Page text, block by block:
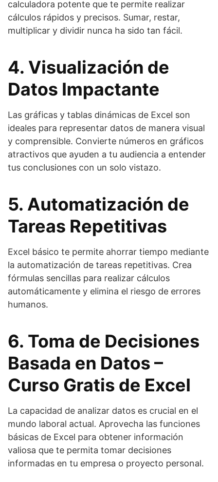
calculadora potente que te permite realizar
cálculos rápidos y precisos. Sumar, restar,
multiplicar y dividir nunca ha sido tan fácil.
4. Visualización de
Datos Impactante
Las gráficas y tablas dinámicas de Excel son
ideales para representar datos de manera visual
y comprensible. Convierte números en gráficos
atractivos que ayuden a tu audiencia a entender
tus conclusiones con un solo vistazo.
5. Automatización de
Tareas Repetitivas
Excel básico te permite ahorrar tiempo mediante
la automatización de tareas repetitivas. Crea
fórmulas sencillas para realizar cálculos
automáticamente y elimina el riesgo de errores
humanos.
6. Toma de Decisiones
Basada en Datos –
Curso Gratis de Excel
La capacidad de analizar datos es crucial en el
mundo laboral actual. Aprovecha las funciones
básicas de Excel para obtener información
valiosa que te permita tomar decisiones
informadas en tu empresa o proyecto personal.